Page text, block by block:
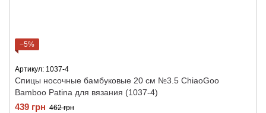
−5%
Артикул: 1037-4
Спицы носочные бамбуковые 20 см №3.5 ChiaoGoo
Bamboo Patina для вязания (1037-4)
439 грн 462 грн